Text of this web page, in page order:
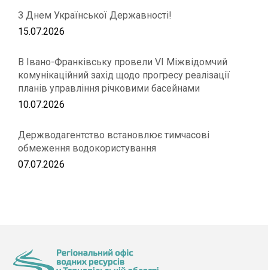
З Днем Української Державності!
15.07.2026
В Івано-Франківську провели VІ Міжвідомчий
комунікаційний захід щодо прогресу реалізації
планів управління річковими басейнами
10.07.2026
Держводагентство встановлює тимчасові
обмеження водокористування
07.07.2026